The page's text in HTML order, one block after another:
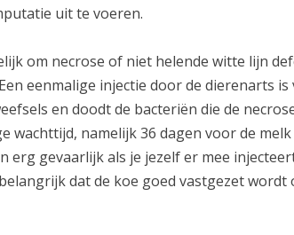
uit te voeren.
om necrose of niet helende witte lijn
eenmalige injectie door de dierenarts is
en doodt de bacteriën die de
wachttijd, namelijk 36 dagen voor de
erg gevaarlijk als je jezelf er mee
dat de koe goed vastgezet